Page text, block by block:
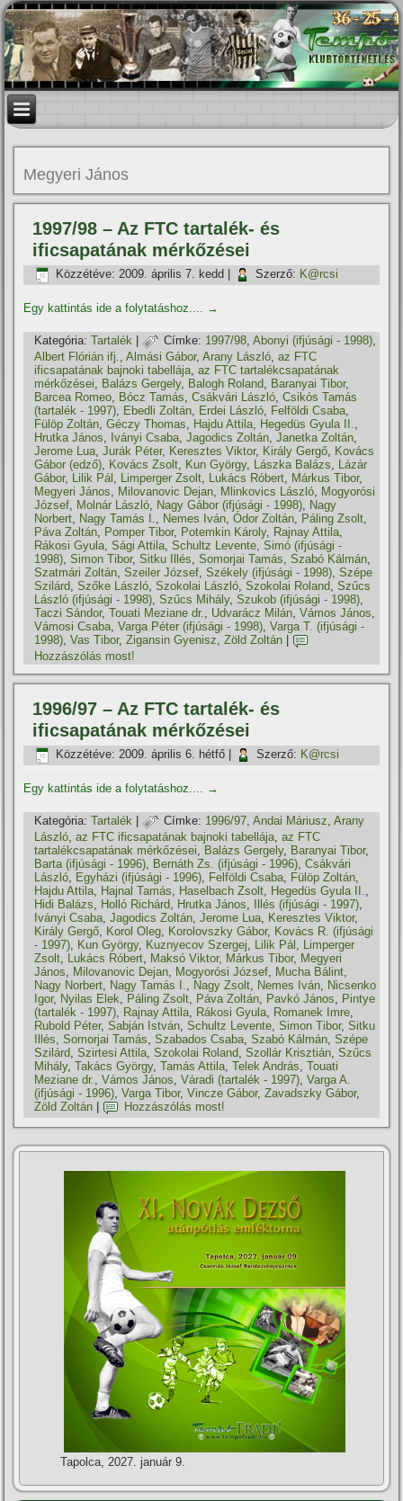
Megyeri János
1997/98 – Az FTC tartalék- és
ificsapatának mérkőzései
Közzétéve: 2009. április 7. kedd Szerző: K@rcsi
Egy kattintás ide a folytatáshoz.... →
Kategória: Tartalék | Címke: 1997/98,Abonyi (ifjúsági - 1998),
Albert Flórián ifj.,Almási Gábor,Arany László,az FTC
ificsapatának bajnoki tabellája,az FTC tartalékcsapatának
mérkőzései, Balázs Gergely, Balogh Roland, Baranyai Tibor,
Barcea Romeo, Bócz Tamás,Csákvári László,Csikós Tamás
(tartalék - 1997), Ebedli Zoltán, Erdei László, Felföldi Csaba,
Fülöp Zoltán,Géczy Thomas, Hajdu Attila, Hegedüs Gyula II.,
Hrutka János, Iványi Csaba,Jagodics Zoltán,Janetka Zoltán,
Jerome Lua,Jurák Péter, Keresztes Viktor, Király Gergő, Kovács
Gábor (edző), Kovács Zsolt, Kun György, Lászka Balázs, Lázár
Gábor, Lilik Pál , Limperger Zsolt, Lukács Róbert, Márkus Tibor,
Megyeri János, Milovanovic Dejan, Mlinkovics László, Mogyorósi
József, Molnár László, Nagy Gábor (ifjúsági - 1998), Nagy
Norbert, Nagy Tamás I., Nemes Iván,Ódor Zoltán, Páling Zsolt,
Páva Zoltán, Pomper Tibor, Potemkin Károly, Rajnay Attila,
Rákosi Gyula,Sági Attila,Schultz Levente,Simó (ifjúsági -
1998),Simon Tibor,Sitku Illés,Somorjai Tamás,Szabó Kálmán,
Szatmári Zoltán,Szeiler József,Székely (ifjúsági - 1998),Szépe
Szilárd,Szőke László,Szokolai László,Szokolai Roland,Szűcs
László (ifjúsági - 1998),Szűcs Mihály,Szukob (ifjúsági - 1998),
Taczi Sándor,Touati Meziane dr., Udvarácz Milán,Vámos János,
Vámosi Csaba,Varga Péter (ifjúsági - 1998),Varga T. (ifjúsági -
1998),Vas Tibor,Zigansin Gyenisz,Zöld Zoltán
Hozzászólás most!
1996/97 – Az FTC tartalék- és
ificsapatának mérkőzései
Közzétéve: 2009. április 6. hétfő Szerző: K@rcsi
Egy kattintás ide a folytatáshoz.... →
Kategória: Tartalék | Címke: 1996/97,Andai Máriusz,Arany
László,az FTC ificsapatának bajnoki tabellája,az FTC
tartalékcsapatának mérkőzései, Balázs Gergely, Baranyai Tibor,
Barta (ifjúsági - 1996), Bernáth Zs. (ifjúsági - 1996),Csákvári
László, Egyházi (ifjúsági - 1996), Felföldi Csaba, Fülöp Zoltán,
Hajdu Attila, Hajnal Tamás, Haselbach Zsolt, Hegedüs Gyula II.,
Hidi Balázs, Holló Richárd, Hrutka János, Illés (ifjúsági - 1997),
Iványi Csaba,Jagodics Zoltán,Jerome Lua, Keresztes Viktor,
Király Gergő, Korol Oleg, Korolovszky Gábor, Kovács R. (ifjúsági
- 1997), Kun György, Kuznyecov Szergej, Lilik Pál , Limperger
Zsolt, Lukács Róbert, Maksó Viktor, Márkus Tibor, Megyeri
János, Milovanovic Dejan, Mogyorósi József, Mucha Bálint,
Nagy Norbert, Nagy Tamás I., Nagy Zsolt, Nemes Iván, Nicsenko
Igor, Nyilas Elek, Páling Zsolt, Páva Zoltán, Pavkó János, Pintye
(tartalék - 1997), Rajnay Attila, Rákosi Gyula, Romanek Imre,
Rubold Péter,Sabján István,Schultz Levente,Simon Tibor,Sitku
Illés,Somorjai Tamás,Szabados Csaba,Szabó Kálmán,Szépe
Szilárd,Szirtesi Attila,Szokolai Roland,Szollár Krisztián,Szűcs
Mihály,Takács György,Tamás Attila,Telek András,Touati
Meziane dr.,Vámos János,Váradi (tartalék - 1997),Varga A.
(ifjúsági - 1996),Varga Tibor,Vincze Gábor,Zavadszky Gábor,
Zöld Zoltán
Hozzászólás most!
Tapolca, 2027. január 9.